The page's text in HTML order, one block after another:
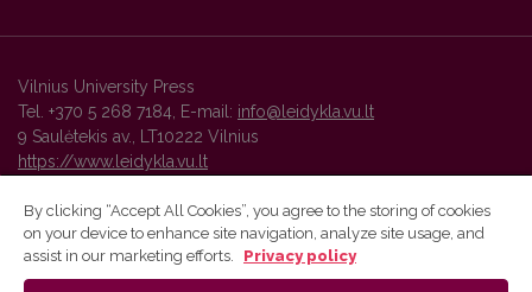
Vilnius University Press
Tel. +370 5 268 7184, E-mail: info@leidykla.vu.lt
9 Saulėtekis av., LT10222 Vilnius
https://www.leidykla.vu.lt
Vilnius University Press platform and metadata are distributed by
By clicking “Accept All Cookies”, you agree to the storing of cookies
on your device to enhance site navigation, analyze site usage, and
assist in our marketing efforts.
Privacy policy